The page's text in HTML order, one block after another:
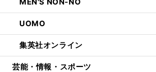
UOMO
集英社オンライン
芸能・情報・スポーツ